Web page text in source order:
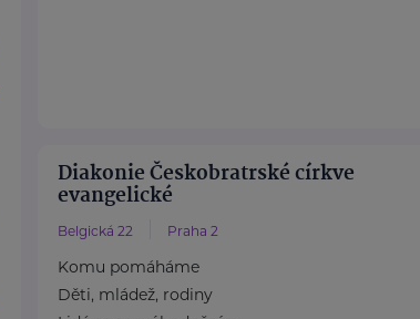
Diakonie Českobratrské církve
evangelické
Belgická 22 Praha 2
Komu pomáháme
Děti, mládež, rodiny